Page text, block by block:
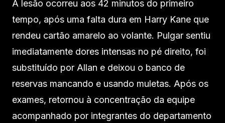
A lesão ocorreu aos 42 minutos do primeiro
tempo, após uma falta dura em Harry Kane que
rendeu cartão amarelo ao volante. Pulgar sentiu
imediatamente dores intensas no pé direito, foi
substituído por Allan e deixou o banco de
reservas mancando e usando muletas. Após os
exames, retornou à concentração da equipe
acompanhado por integrantes do departamento